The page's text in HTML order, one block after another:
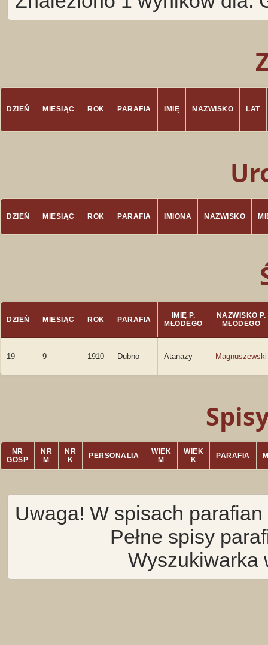
DZIEŃ MIESIĄC ROK PARAFIA IMIĘ NAZWISKO LAT
DZIEŃ MIESIĄC ROK PARAFIA IMIONA NAZWISKO
DZIEŃ MIESIĄC ROK PARAFIA
IMIĘ P.
MŁODEGO
NAZWISKO P.
MŁODEGO
19 9 1910 Dubno Atanazy Magnuszewski
NR
GOSP
NR
M
NR
K
PERSONALIA
WIEK
M
WIEK
K
PARAFIA
Uwaga! W spisach
Pełne spisy
Wyszukiwarka